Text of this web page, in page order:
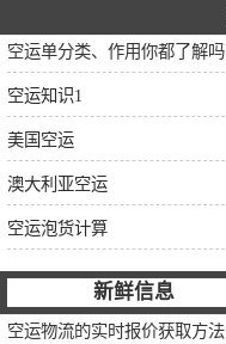
空运知识1
美国空运
澳大利亚空运
空运泡货计算
新鲜信息
空运物流的实时报价获取方法
中东空运
非洲空运
南美空运